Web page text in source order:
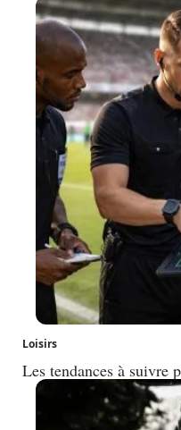
Loisirs
Les tendances à suivre